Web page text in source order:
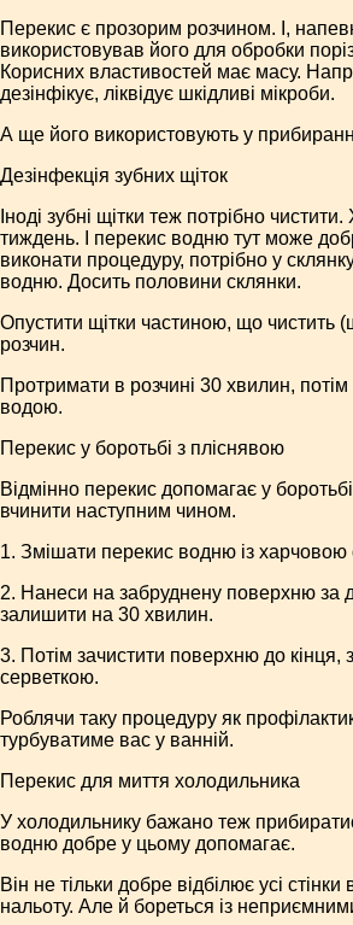
Перекис є прозорим розчином. І,
використовував його для обробки
Корисних властивостей має масу.
дезінфікує, ліквідує шкідливі мікроби.
А ще його використовують у
Дезінфекція зубних щіток
Іноді зубні щітки теж потрібно
тиждень. І перекис водню тут може
виконати процедуру, потрібно у
водню. Досить половини склянки.
Опустити щітки частиною, що чистить
розчин.
Протримати в розчині 30 хвилин,
водою.
Перекис у боротьбі з пліснявою
Відмінно перекис допомагає у
вчинити наступним чином.
1. Змішати перекис водню із
2. Нанеси на забруднену поверхню за
залишити на 30 хвилин.
3. Потім зачистити поверхню до кінця,
серветкою.
Роблячи таку процедуру як
турбуватиме вас у ванній.
Перекис для миття холодильника
У холодильнику бажано теж
водню добре у цьому допомагає.
Він не тільки добре відбілює усі стінки
нальоту. Але й бореться із